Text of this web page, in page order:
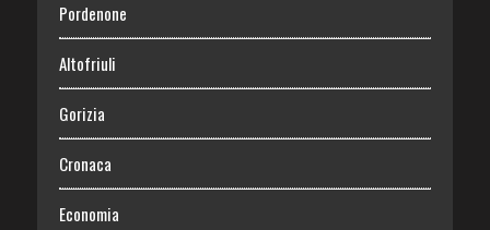
Pordenone
Altofriuli
Gorizia
Cronaca
Economia